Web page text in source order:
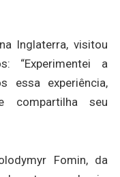
Inglaterra, visitou
“Experimentei a
essa experiência,
compartilha seu
Fomin, da